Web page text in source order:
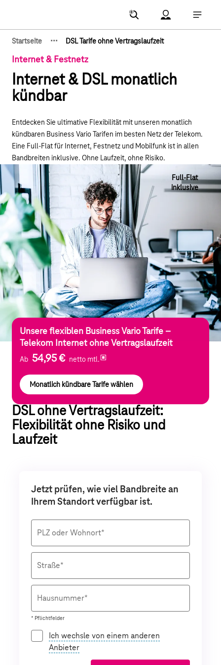
Account Menu
Startseite
Zeige verborgene Breadcrumb-Elemente
··· DSL Tarife ohne Vertragslaufzeit
Internet & Festnetz
Internet & DSL monatlich
kündbar
Entdecken Sie ultimative Flexibilität mit unseren monatlich
kündbaren Business Vario Tarifen im besten Netz der Telekom.
Eine Full-Flat für Internet, Festnetz und Mobilfunk ist in allen
Bandbreiten inklusive. Ohne Laufzeit, ohne Risiko.
Unsere flexiblen Business Vario Tarife –
Telekom Internet ohne Vertragslaufzeit
Ab 54,95 € netto mtl.
Monatlich kündbare Tarife wählen
Full-Flat
inklusive
DSL ohne Vertragslaufzeit:
Flexibilität ohne Risiko und
Laufzeit
Jetzt prüfen, wie viel Bandbreite an
Ihrem Standort verfügbar ist.
PLZ oder Wohnort*
Straße*
Hausnummer*
* Pflichtfelder
Ich wechsle von einem anderen
Anbieter